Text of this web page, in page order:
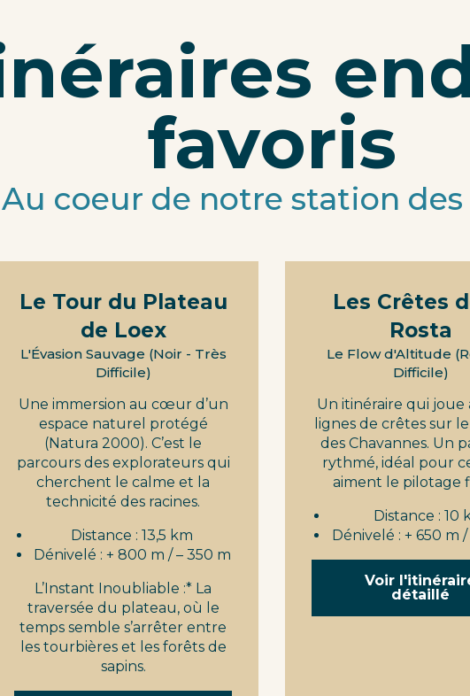
favoris
Au coeur de notre station des
Le Tour du Plateau
de Loex
L'Évasion Sauvage (Noir - Très
Difficile)
Une immersion au cœur d’un
espace naturel protégé
(Natura 2000). C’est le
parcours des explorateurs qui
cherchent le calme et la
technicité des racines.
Distance : 13,5 km
Dénivelé : + 800 m / – 350 m
L’Instant Inoubliable :* La
traversée du plateau, où le
temps semble s’arrêter entre
les tourbières et les forêts de
sapins.
Les Crêtes
Rosta
Le Flow d'Altitude
Difficile)
Un itinéraire qui joue
lignes de crêtes sur
des Chavannes. Un
rythmé, idéal pour
aiment le pilotage
Distance : 10
Dénivelé : + 650 m
Voir
détaillé